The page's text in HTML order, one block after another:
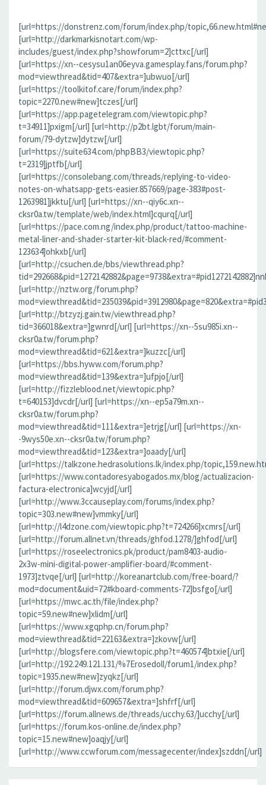
[url=https://donstrenz.com/forum/index.php/
[url=http://darkmarkisnotart.com/wp-
includes/guest/index.php?showforum=2]cttxc[/url]
[url=https://xn--cesysu1an06eyva.gamesplay.fans/forum.php?
mod=viewthread&tid=407&extra=]ubwuo[/url]
[url=https://toolkitof.care/forum/index.php?
topic=2270.new#new]tczes[/url]
[url=https://app.pagetelegram.com/viewtopic.php?
t=34911]pxigm[/url] [url=http://p2bt.lgbt/forum/main-
forum/79-dytzw]dytzw[/url]
[url=https://suite634.com/phpBB3/viewtopic.php?
t=2319]jptfb[/url]
[url=https://consolebang.com/threads/replying-to-video-
notes-on-whatsapp-gets-easier.857669/page-383#post-
1263981]jkktu[/url] [url=https://xn--qiy6c.xn--
cksr0a.tw/template/web/index.html]cqurq[/url]
[url=https://pace.com.ng/index.php/product/tattoo-machine-
metal-liner-and-shader-starter-kit-black-red/#comment-
123634]ohkxb[/url]
[url=http://csuchen.de/bbs/viewthread.php?
[url=http://nztw.org/forum.php?
[url=http://btzyzj.gain.tw/viewthread.php?
tid=366018&extra=]gwnrd[/url] [url=https://xn--5su985i.xn--
cksr0a.tw/forum.php?
mod=viewthread&tid=621&extra=]kuzzc[/url]
[url=https://bbs.hyww.com/forum.php?
mod=viewthread&tid=139&extra=]ufpjo[/url]
[url=http://fizzleblood.net/viewtopic.php?
t=640153]dvcdr[/url] [url=https://xn--ep5a79m.xn--
cksr0a.tw/forum.php?
mod=viewthread&tid=111&extra=]etrjg[/url] [url=https://xn-
-9wys50e.xn--cksr0a.tw/forum.php?
mod=viewthread&tid=123&extra=]oaady[/url]
[url=https://talkzone.hedrasolutions.lk/index.php/
[url=https://www.contadoresyabogados.mx/blog/actualizacion-
factura-electronica]wcyjd[/url]
[url=http://www.3ccauseplay.com/forums/index.php?
topic=303.new#new]vmmky[/url]
[url=http://l4dzone.com/viewtopic.php?t=724266]xcmrs[/url]
[url=http://forum.allnet.vn/threads/ghfod.1278/]ghfod[/url]
[url=https://roseelectronics.pk/product/pam8403-audio-
2x3w-mini-digital-power-amplifier-board/#comment-
1973]ztvqe[/url] [url=http://koreanartclub.com/free-board/?
mod=document&uid=72#kboard-comments-72]bsfgo[/url]
[url=https://mwc.ac.th/file/index.php?
topic=59.new#new]xlidm[/url]
[url=https://www.xgqphp.cn/forum.php?
mod=viewthread&tid=22163&extra=]zkovw[/url]
[url=http://blogsfere.com/viewtopic.php?t=460574]btxie[/url]
[url=http://192.249.121.131/%7Erosedoll/forum1/index.php?
topic=1935.new#new]zyqkz[/url]
[url=http://forum.djwx.com/forum.php?
mod=viewthread&tid=609657&extra=]shfrf[/url]
[url=https://forum.allnews.de/threads/ucchy.63/]ucchy[/url]
[url=https://forum.kos-online.de/index.php?
topic=15.new#new]oaqjy[/url]
[url=http://www.ccwforum.com/messagecenter/index]szddn[/url]